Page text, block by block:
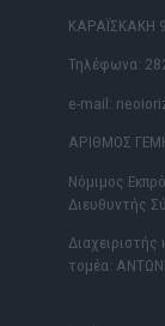
ΚΑΡΑΪΣΚΑΚΗ
Τηλέφωνα:
e-mail:
ΑΡΙΘΜΟΣ
Νόμιμος
Διευθυντής
Διαχειριστής
τομέα: